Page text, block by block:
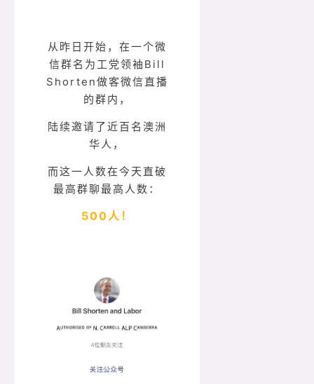
从昨日开始，在一个微
信群名为工党领袖Bill
Shorten做客微信直播
的群内，
陆续邀请了近百名澳洲
华人，
而这一人数在今天直破
最高群聊最高人数：
500人！